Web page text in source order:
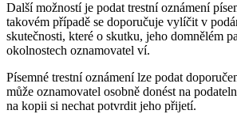
Další možností je podat trestní oznámení
takovém případě se doporučuje vylíčit v
skutečnosti, které o skutku, jeho domnělém
okolnostech oznamovatel ví.
Písemné trestní oznámení lze podat
může oznamovatel osobně donést na
na kopii si nechat potvrdit jeho přijetí.